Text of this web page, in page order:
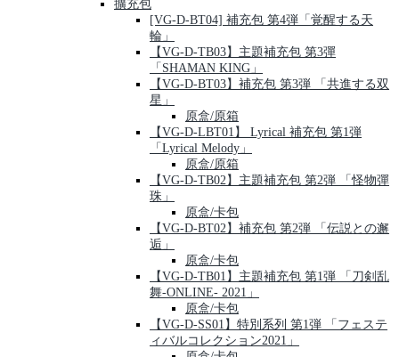
擴充包
[VG-D-BT04] 補充包 第4弾「覚醒する天
輪」
【VG-D-TB03】主題補充包 第3彈
「SHAMAN KING」
【VG-D-BT03】補充包 第3弾 「共進する双
星」
原盒/原箱
【VG-D-LBT01】 Lyrical 補充包 第1弾
「Lyrical Melody」
原盒/原箱
【VG-D-TB02】主題補充包 第2弾 「怪物彈
珠」
原盒/卡包
【VG-D-BT02】補充包 第2弾 「伝説との邂
逅」
原盒/卡包
【VG-D-TB01】主題補充包 第1弾 「刀剣乱
舞-ONLINE- 2021」
原盒/卡包
【VG-D-SS01】特別系列 第1弾 「フェステ
ィバルコレクション2021」